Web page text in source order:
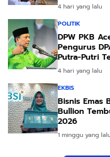
4 hari yang lalu
POLITIK
DPW PKB
Pengurus
Putra-Putri
4 hari yang lalu
EKBIS
Bisnis Emas
Bullion
2026
1 minggu yang